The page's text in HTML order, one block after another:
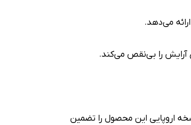
می‌دهد.
آرایش را بی‌نقص می‌کند.
اروپایی این محصول را تضمین